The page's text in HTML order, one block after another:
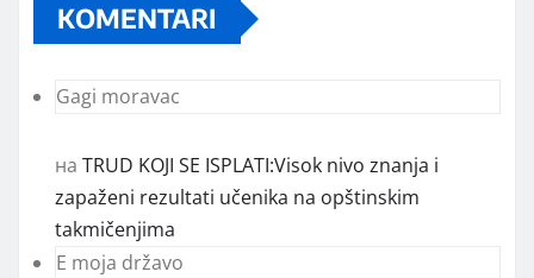
KOMENTARI
Gagi moravac
на TRUD KOJI SE ISPLATI:Visok nivo znanja i
zapaženi rezultati učenika na opštinskim
takmičenjima
E moja državo